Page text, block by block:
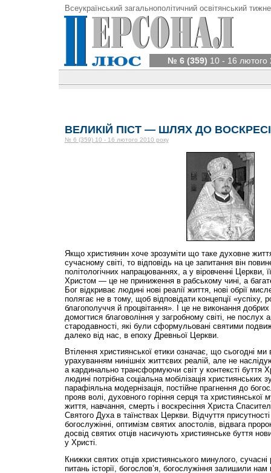
Всеукраїнський загальнополітичний освітянський
№ 6 (359) 10 - 16 лютого
ВЕЛИКІЙ ПІСТ — ШЛЯХ ДО
№ 6 (359) 10 - 16 лютого 2010 року
Якщо християнин хоче зрозуміти що таке духовне
сучасному світі, то відповідь на це запитання він
політологічних напрацюваннях, а у віровченні Церкви,
Христом — це не приниження в рабському чині, а
Бог відкриває людині нові реалії життя, нові обрії
полягає не в тому, щоб відповідати концепції «успіху,
благополуччя й процвітання». І це не виконання
домогтися благовоління у загробному світі, не послух
стародавності, які були сформульовані святими
далеко від нас, в епоху Древньої Церкви.
Втілення християнської етики означає, що сьогодні
урахуванням нинішніх життєвих реалій, але не
а кардинально трансформуючи світ у контексті буття
людині потрібна соціальна мобілізація християнських
парафіяльна модернізація, постійне прагнення до
прояв волі, духовного горіння серця та християнської
життя, навчання, смерть і воскресіння Христа
Святого Духа в таїнствах Церкви. Відчуття
богослужінні, оптимізм святих апостолів, відвага
досвід святих отців насичують християнське буття
у Христі.
Книжки святих отців християнського минулого,
питань історії, богослов’я, богослужіння залишили